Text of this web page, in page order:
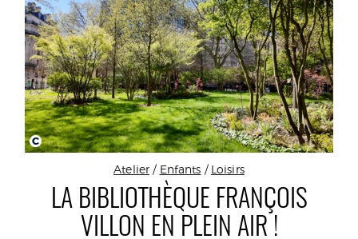
C
Atelier / Enfants / Loisirs
LA BIBLIOTHÈQUE FRANÇOIS
VILLON EN PLEIN AIR !